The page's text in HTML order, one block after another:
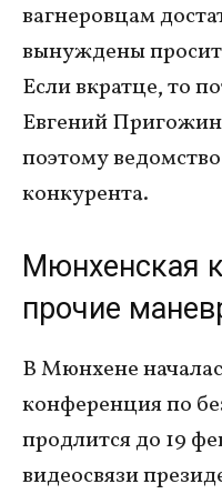
вагнеровцам
вынуждены
Если вкратце, то
Евгений
поэтому
конкурента.
Мюнхенская
прочие
В Мюнхене
конференция по
продлится до 19
видеосвязи